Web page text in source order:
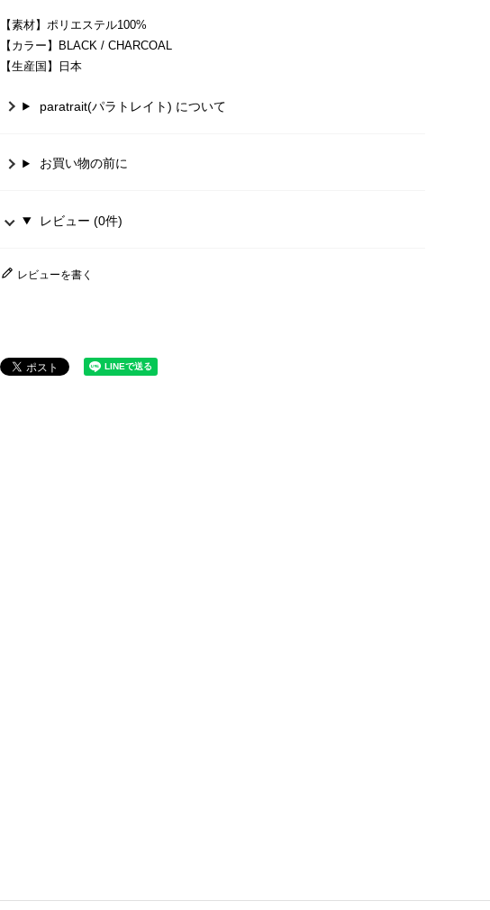
【素材】ポリエステル100%
【カラー】BLACK / CHARCOAL
【生産国】日本
paratrait(パラトレイト) について
お買い物の前に
レビュー (0件)
レビューを書く